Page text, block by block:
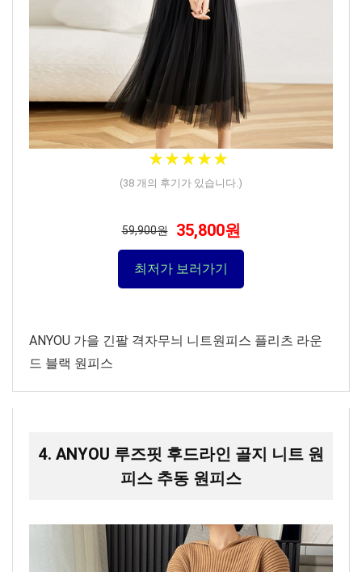
★★★★★
★★★★★
(38 개의 후기가 있습니다.)
59,900원 35,800원
최저가 보러가기
ANYOU 가을 긴팔 격자무늬 니트원피스 플리츠 라운
드 블랙 원피스
4. ANYOU 루즈핏 후드라인 골지 니트 원
피스 추동 원피스